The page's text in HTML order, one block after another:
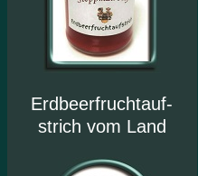
Erdbeerfruchtauf-
strich vom Land